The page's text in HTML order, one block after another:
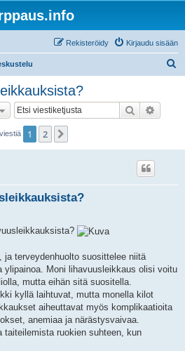
Kirjaudu sisään
Rekisteröidy
Etsi
1 2
terveydenhuolto suosittelee niitä
ylipainoa. Moni lihavuusleikkaus olisi voitu
mutta eihän sitä suositella.
kyllä laihtuvat, mutta monella kilot
aiheuttavat myös komplikaatioita
anemiaa ja närästysvaivaa.
taiteilemista ruokien suhteen, kun